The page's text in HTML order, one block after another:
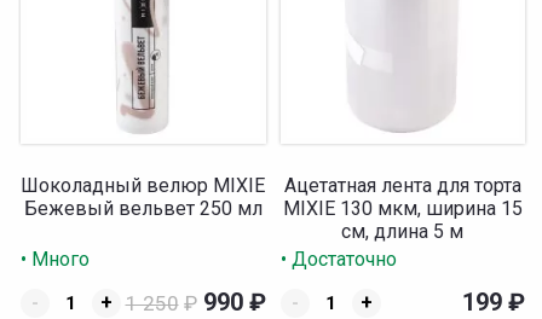
Шоколадный велюр MIXIE
Бежевый вельвет 250 мл
• Много
-
+ 1 250 ₽ 990 ₽
Ацетатная лента для торта
MIXIE 130 мкм, ширина 15
см, длина 5 м
• Достаточно
-
+ 199 ₽